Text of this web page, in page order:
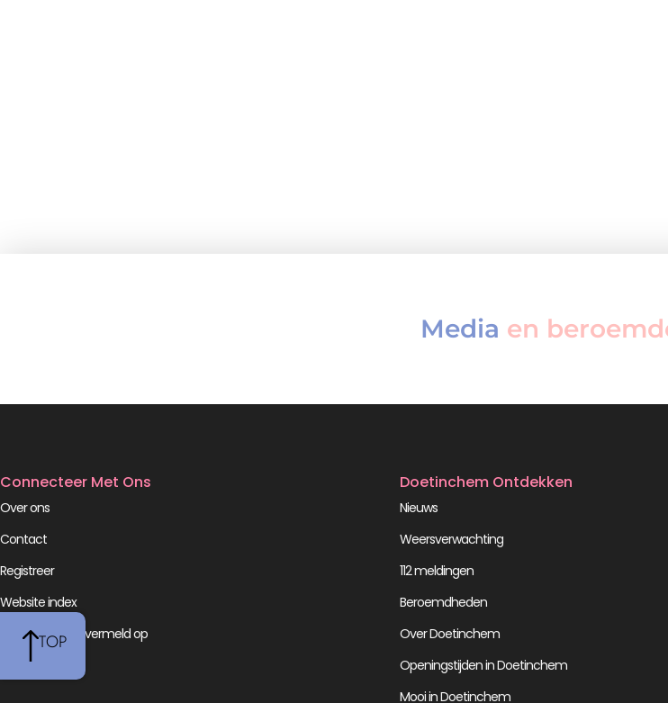
TOP
Media en
Connecteer Met Ons
Over ons
Contact
Registreer
Website index
Wij worden ook vermeld op
Doetinchem Ontdekken
Nieuws
Weersverwachting
112 meldingen
Beroemdheden
Over Doetinchem
Openingstijden in Doetinchem
Mooi in Doetinchem